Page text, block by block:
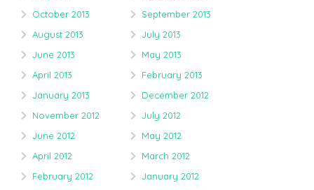
October 2013
September 2013
August 2013
July 2013
June 2013
May 2013
April 2013
February 2013
January 2013
December 2012
November 2012
July 2012
June 2012
May 2012
April 2012
March 2012
February 2012
January 2012